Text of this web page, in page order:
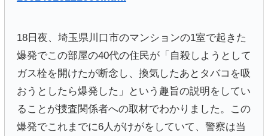
18日夜、埼玉県川口市のマンションの1室で起きた
爆発でこの部屋の40代の住民が「自殺しようとして
ガス栓を開けたが断念し、換気したあとタバコを吸
おうとしたら爆発した」という趣旨の説明をしてい
ることが捜査関係者への取材でわかりました。この
爆発でこれまでに6人がけがをしていて、警察は当